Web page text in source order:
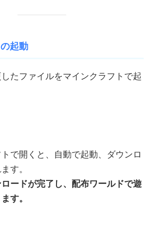
起動
したファイルをマインクラフトで起
トで開くと、自動で起動、ダウンロ
す。
ードが完了し、配布ワールドで遊
す。